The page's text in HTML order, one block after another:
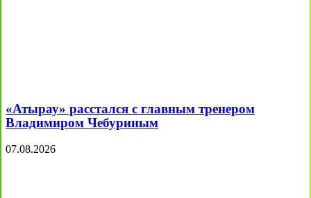
«Атырау» расстался с главным тренером
Владимиром Чебуриным
07.08.2026